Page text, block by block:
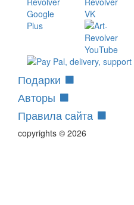
Подарки
Авторы
Правила сайта
copyrights © 2026